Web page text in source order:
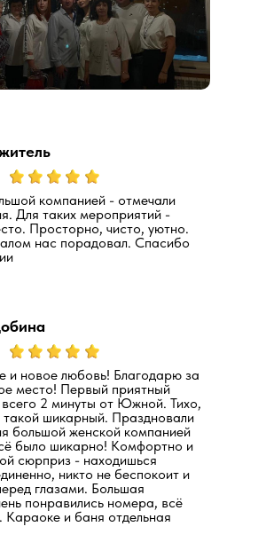
компанией - отмечали
Для таких мероприятий -
Просторно, чисто, уютно.
нас порадовал. Спасибо
и новое любовь! Благодарю за
место! Первый приятный
2 минуты от Южной. Тихо,
такой шикарный. Праздновали
большой женской компанией
было шикарно! Комфортно и
сюрприз - находишься
никто не беспокоит и
глазами. Большая
понравились номера, всё
Караоке и баня отдельная